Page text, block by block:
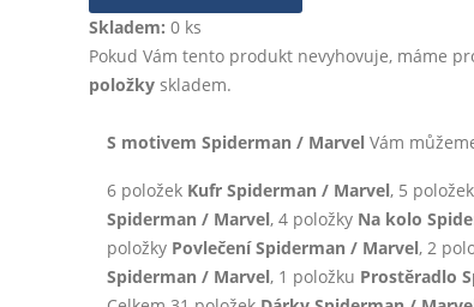
Skladem: 0 ks
Pokud Vám tento produkt nevyhovuje, máme
položkyskladem.
S motivem Spiderman / MarvelVám
6 položek Kufr Spiderman / Marvel, 5 položek
Spiderman / Marvel, 4 položky Na kolo
položky Povlečení Spiderman / Marvel, 2
Spiderman / Marvel, 1 položku Prostěradlo